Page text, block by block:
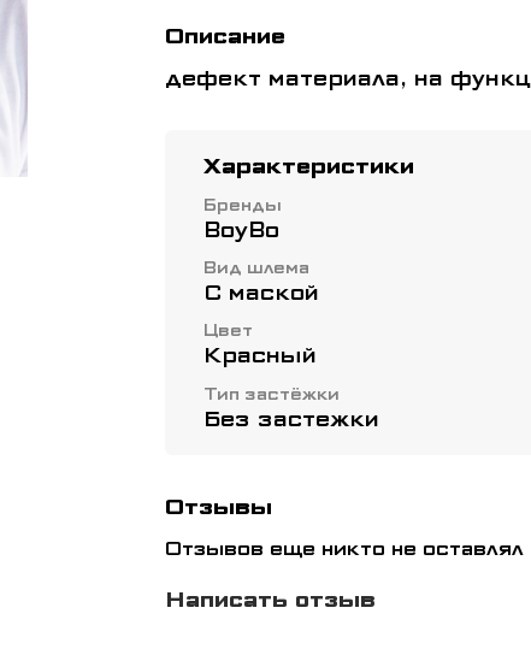
Описание
дефект материала, на
Характеристики
Бренды
BoyBo
Вид шлема
С маской
Цвет
Красный
Тип застёжки
Без застежки
Отзывы
Отзывов еще никто не оставлял
Написать отзыв